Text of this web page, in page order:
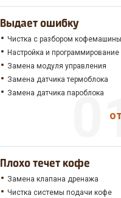
Выдает ошибку
Чистка с разбором кофемашины
Настройка и программирование
Замена модуля управления
Замена датчика термоблока
Замена датчика пароблока
Плохо течет кофе
Замена клапана дренажа
Чистка системы подачи кофе